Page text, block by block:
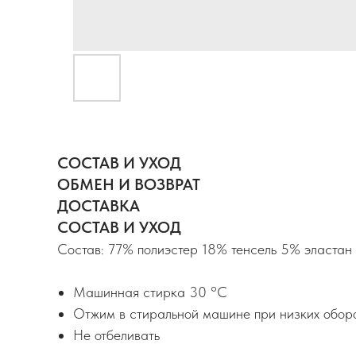
СОСТАВ И УХОД
ОБМЕН И ВОЗВРАТ
ДОСТАВКА
СОСТАВ И УХОД
Состав: 77% полиэстер 18% тенсель 5% эластан
Машинная стирка 30 °C
Отжим в стиральной машине при низких
Не отбеливать